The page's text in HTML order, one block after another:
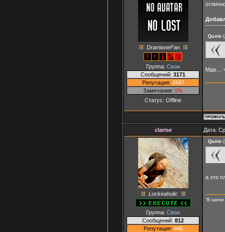
DramioneFan
Группа: Свои
Сообщений: 3171
Репутация: 2667
Замечания: 0%
Статус: Offline
Quote (
Мда....
clarise Дата:
Lockeaholic
Группа: Свои
Сообщений: 812
Репутация: 946
Quote (
а это
"В